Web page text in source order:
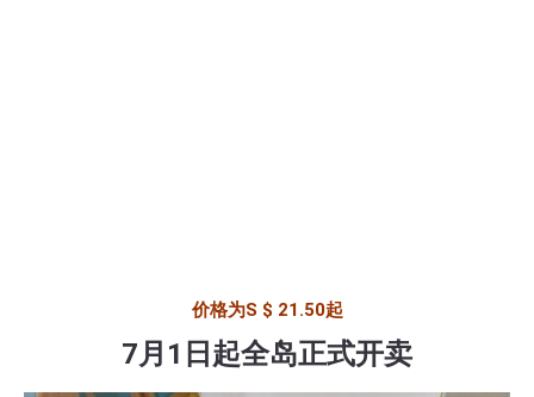
价格为S $ 21.50起
7月1日起全岛正式开卖